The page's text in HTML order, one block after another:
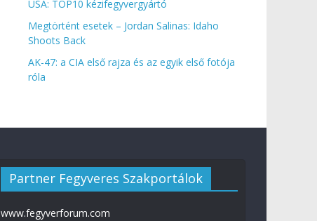
USA: TOP10 kézifegyvergyártó
Megtörtént esetek – Jordan Salinas: Idaho
Shoots Back
AK-47: a CIA első rajza és az egyik első fotója
róla
Partner Fegyveres Szakportálok
www.fegyverforum.com